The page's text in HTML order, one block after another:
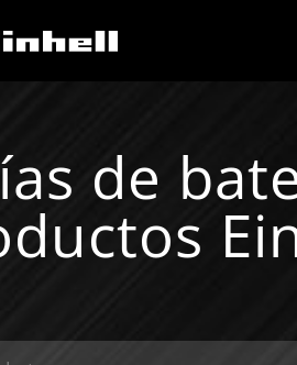
de